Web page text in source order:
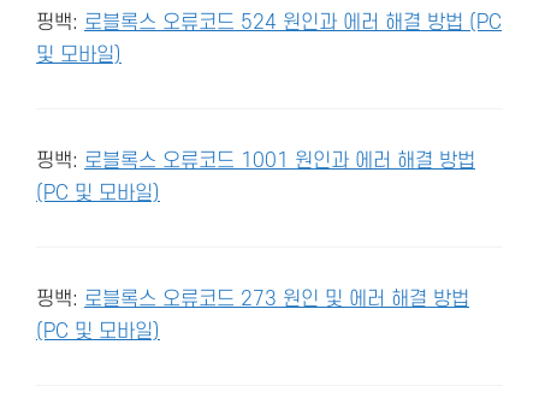
핑백: 로블록스 오류코드 524 원인과 에러 해결 방법 (PC
및 모바일)
핑백: 로블록스 오류코드 1001 원인과 에러 해결 방법
(PC 및 모바일)
핑백: 로블록스 오류코드 273 원인 및 에러 해결 방법
(PC 및 모바일)